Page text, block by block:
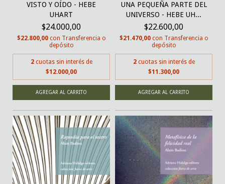
VISTO Y OÍDO - HEBE
UHART
$24.000,00
$22.800,00 con Transferencia o
depósito
2 cuotas sin interés de
$12.000,00
UNA PEQUEÑA PARTE DEL
UNIVERSO - HEBE UH...
$22.600,00
$21.470,00 con Transferencia o
depósito
2 cuotas sin interés de
$11.300,00